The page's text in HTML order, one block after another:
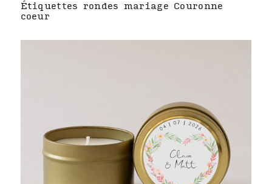
Étiquettes rondes mariage Couronne
coeur